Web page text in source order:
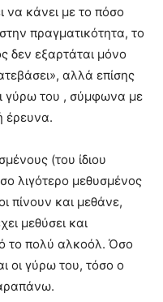
να κάνει με το πόσο
πραγματικότητα, το
δεν εξαρτάται μόνο
αλλά επίσης
γύρω του , σύμφωνα με
έρευνα.
(του ίδιου
λιγότερο μεθυσμένος
πίνουν και μεθάνε,
μεθύσει και
το πολύ αλκοόλ. Όσο
οι γύρω του, τόσο ο